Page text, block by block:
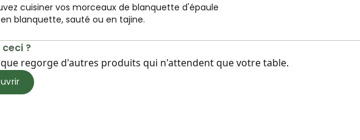
cuisiner vos morceaux de blanquette d'épaule
blanquette, sauté ou en tajine.
ceci ?
regorge d'autres produits qui n'attendent que votre table.